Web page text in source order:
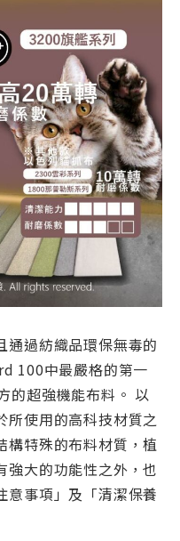
通過紡織品環保無毒的
100中最嚴格的第一
的超強機能布料。 以
所使用的高科技材質之
構特殊的布料材質，植
強大的功能性之外，也
意事項」及「清潔保養